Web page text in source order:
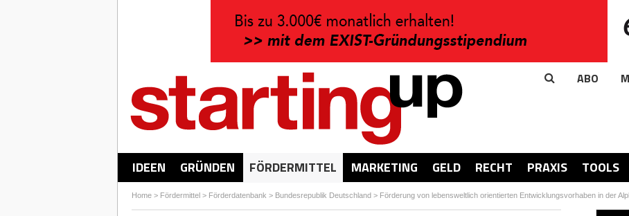
ABO
IDEEN GRÜNDEN FÖRDERMITTEL MARKETING GELD RECHT PRAXIS TOOLS
Home> Fördermittel> Förderdatenbank > Bundesrepublik Deutschland> Förderung von lebensweltlich orientierten Entwicklungsvorhaben in der